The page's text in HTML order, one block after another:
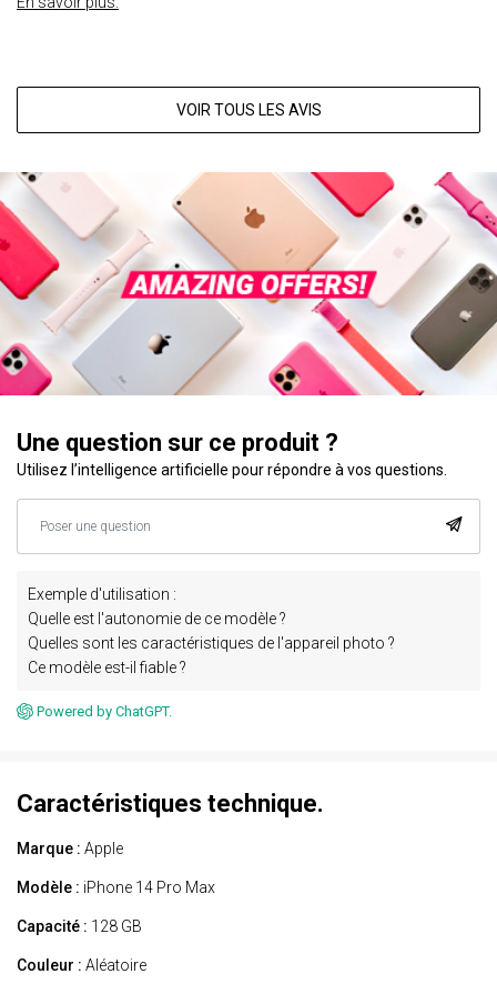
VOIR TOUS LES AVIS
Une question sur ce produit ?
Utilisez l’intelligence artificielle pour répondre à vos questions.
Exemple d'utilisation :
Quelle est l'autonomie de ce modèle ?
Quelles sont les caractéristiques de l'appareil photo ?
Ce modèle est-il fiable ?
Powered by ChatGPT.
Caractéristiques technique.
Marque : Apple
Modèle : iPhone 14 Pro Max
Capacité : 128 GB
Couleur : Aléatoire